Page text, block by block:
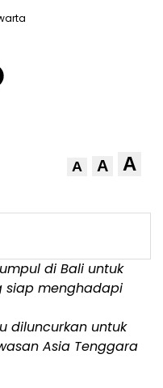
A A A
di Bali untuk
siap menghadapi
diluncurkan untuk
Asia Tenggara